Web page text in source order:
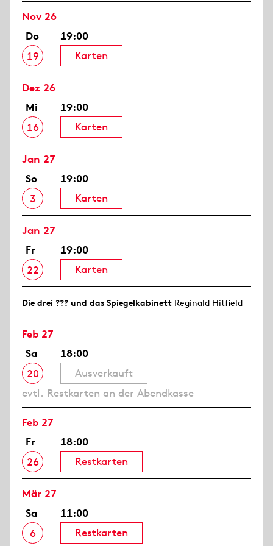
Nov 26
Do
19
19:00
Karten
Dez 26
Mi
16
19:00
Karten
Jan 27
So
3
19:00
Karten
Jan 27
Fr
22
19:00
Karten
Die drei ??? und das Spiegelkabinett Reginald Hitfield
Feb 27
Sa
20
18:00
Ausverkauft
evtl. Restkarten an der Abendkasse
Feb 27
Fr
26
18:00
Restkarten
Mär 27
Sa
6
11:00
Restkarten